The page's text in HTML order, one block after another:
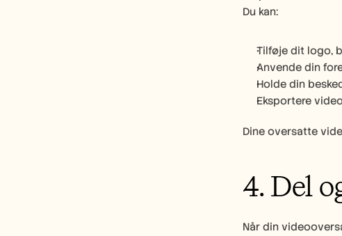
Du kan:
Tilføje dit logo,
Anvende din
Holde din
Eksportere
Dine oversatte
4. Del
Når din